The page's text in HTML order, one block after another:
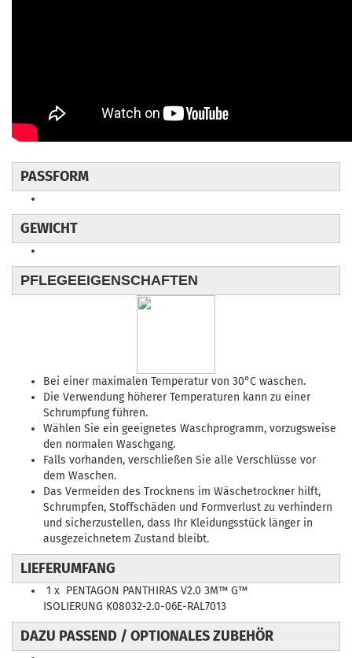
PASSFORM
GEWICHT
PFLEGEEIGENSCHAFTEN
Bei einer maximalen Temperatur von 30°C waschen.
Die Verwendung höherer Temperaturen kann zu einer
Schrumpfung führen.
Wählen Sie ein geeignetes Waschprogramm, vorzugsweise
den normalen Waschgang.
Falls vorhanden, verschließen Sie alle Verschlüsse vor
dem Waschen.
Das Vermeiden des Trocknens im Wäschetrockner hilft,
Schrumpfen, Stoffschäden und Formverlust zu verhindern
und sicherzustellen, dass Ihr Kleidungsstück länger in
ausgezeichnetem Zustand bleibt.
LIEFERUMFANG
1 x PENTAGON PANTHIRAS V2.0 3M™ G™
ISOLIERUNG K08032-2.0-06E-RAL7013
DAZU PASSEND / OPTIONALES ZUBEHÖR